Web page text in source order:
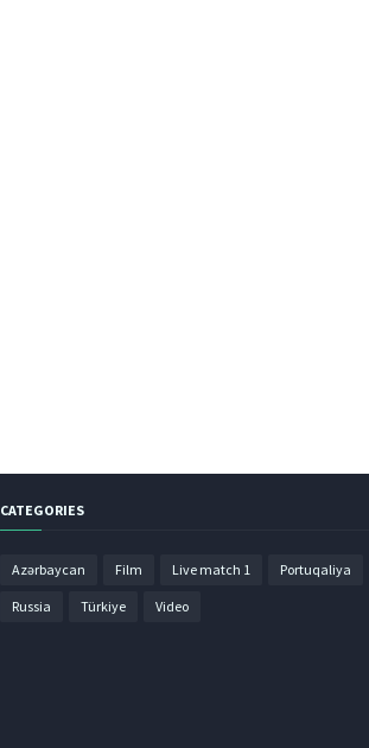
CATEGORIES
Azərbaycan Film Live match 1 Portuqaliya
Russia Türkiye Video